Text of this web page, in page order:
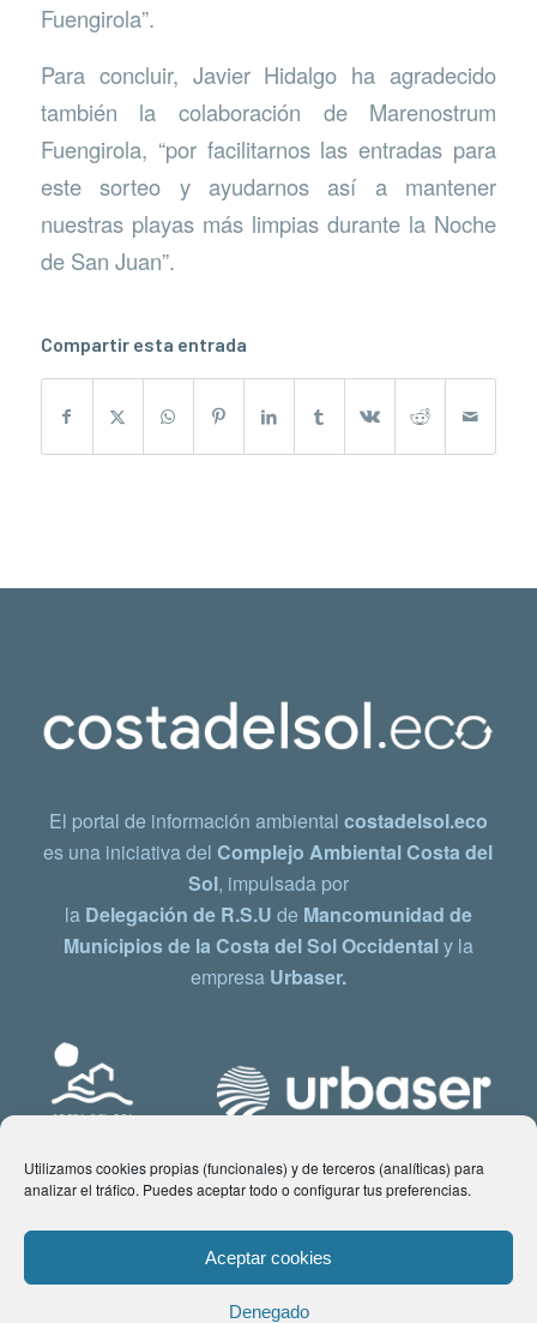
Utilizamos cookies propias (funcionales) y de terceros (analíticas) para
analizar el tráfico. Puedes aceptar todo o configurar tus preferencias.
Aceptar cookies
Denegado
Fuengirola”.
Para concluir, Javier Hidalgo ha agradecido
también la colaboración de Marenostrum
Fuengirola, “por facilitarnos las entradas para
este sorteo y ayudarnos así a mantener
nuestras playas más limpias durante la Noche
de San Juan”.
Compartir esta entrada
El portal de información ambiental costadelsol.eco
es una iniciativa delComplejo Ambiental Costa del
Sol, impulsada por
la Delegación de R.S.U de Mancomunidad de
Municipios de la Costa del Sol Occidentaly la
empresa Urbaser.